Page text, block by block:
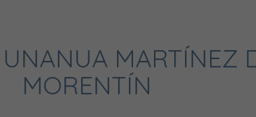
MARTÍNEZ
MORENTÍN